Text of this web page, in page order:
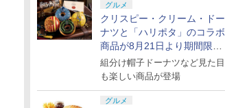
グルメ
クリスピー・クリーム・ドー
ナツと「ハリポタ」のコラボ
商品が8月21日より期間限定
で発売
組分け帽子ドーナツなど見た目
も楽しい商品が登場
グルメ